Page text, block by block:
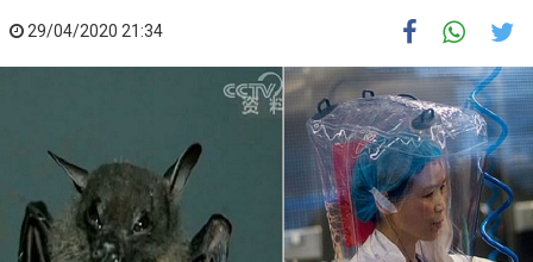
29/04/2020 21:34